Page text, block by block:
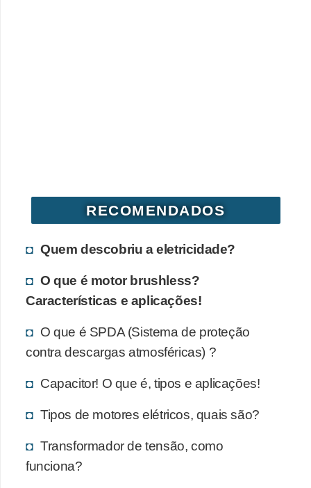
RECOMENDADOS
Quem descobriu a eletricidade?
O que é motor brushless?
Características e aplicações!
O que é SPDA (Sistema de proteção
contra descargas atmosféricas) ?
Capacitor! O que é, tipos e aplicações!
Tipos de motores elétricos, quais são?
Transformador de tensão, como
funciona?